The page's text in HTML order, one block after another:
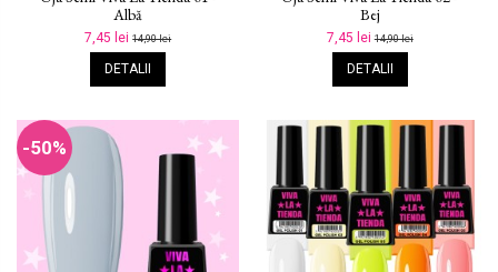
Albă
7,45 lei14,90 lei
DETALII
Bej
7,45 lei14,90 lei
DETALII
-50%